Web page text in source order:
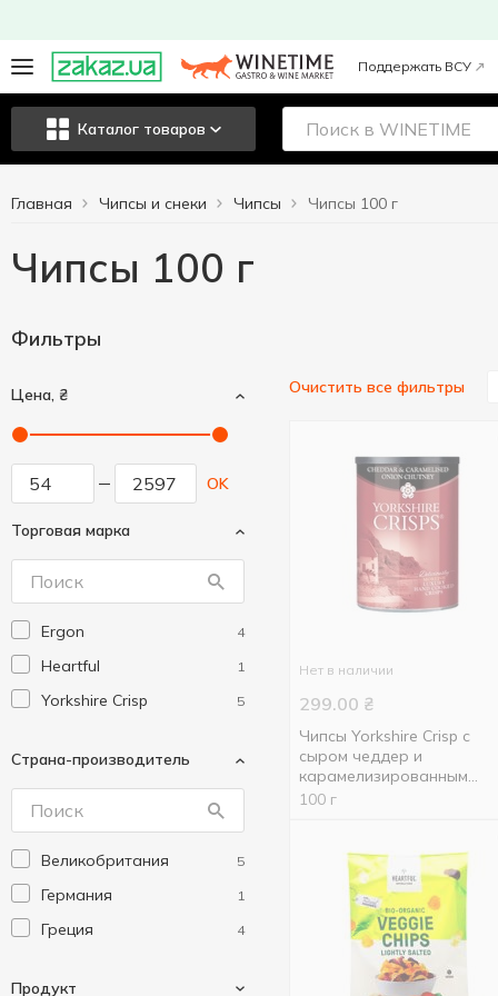
Поддержать ВСУ
Каталог товаров
Главная Чипсы и снеки Чипсы Чипсы 100 г
Чипсы 100 г
Фильтры
Цена, ₴
OK
Торговая марка
Ergon 4
Heartful 1
Yorkshire Crisp 5
Страна-производитель
Великобритания 5
Германия 1
Греция 4
Продукт
Очистить все фильтры
Нет в наличии
299.00 ₴
Чипсы Yorkshire Crisp с
сыром чеддер и
карамелизированным
луком 100г
100 г